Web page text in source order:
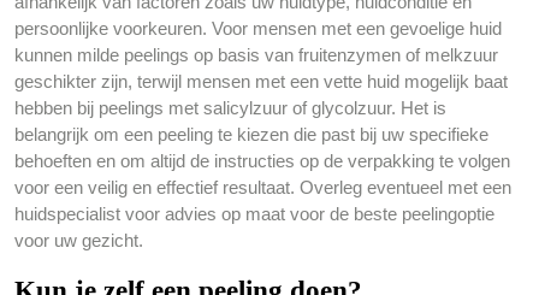
persoonlijke voorkeuren. Voor mensen met een gevoelige huid
kunnen milde peelings op basis van fruitenzymen of melkzuur
geschikter zijn, terwijl mensen met een vette huid mogelijk baat
hebben bij peelings met salicylzuur of glycolzuur. Het is
belangrijk om een peeling te kiezen die past bij uw specifieke
behoeften en om altijd de instructies op de verpakking te volgen
voor een veilig en effectief resultaat. Overleg eventueel met een
huidspecialist voor advies op maat voor de beste peelingoptie
voor uw gezicht.